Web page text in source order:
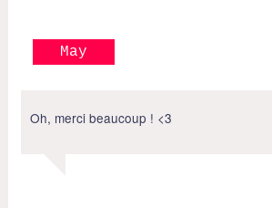
May
Oh, merci beaucoup ! <3